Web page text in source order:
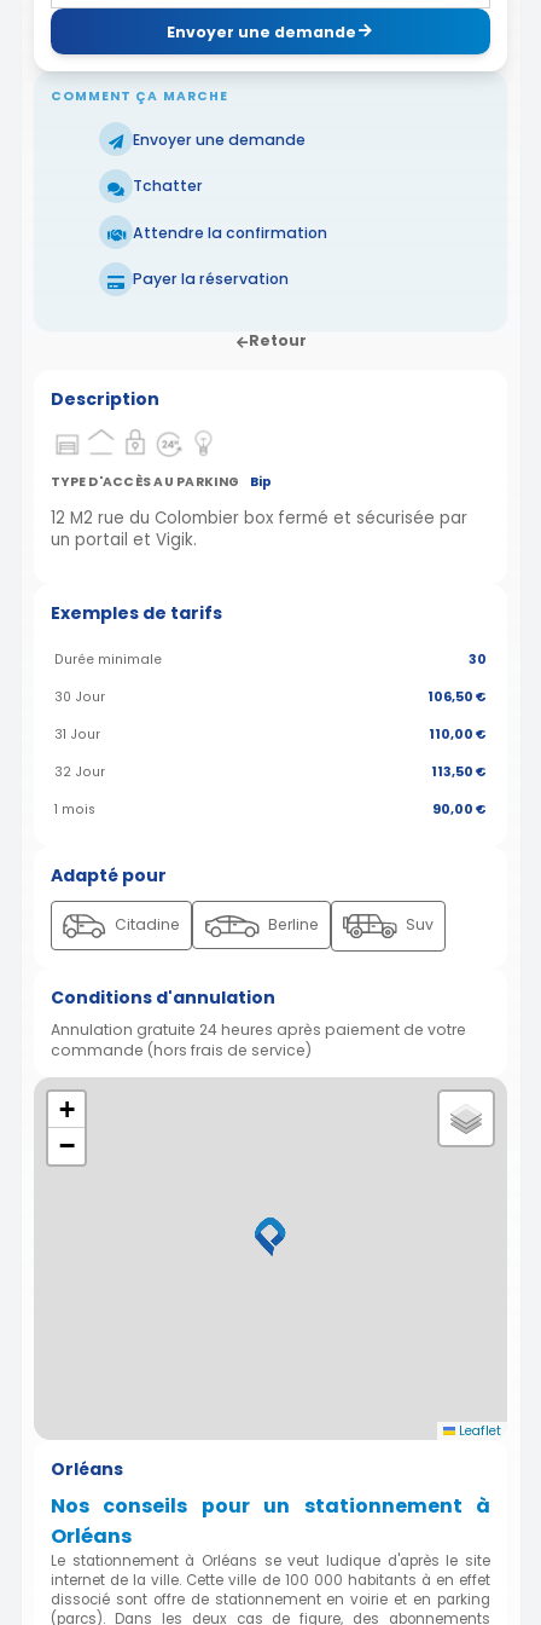
Envoyer une demande
COMMENT ÇA MARCHE
Envoyer une demande
Tchatter
Attendre la confirmation
Payer la réservation
Retour
Description
TYPE D'ACCÈS AU PARKING Bip
12 M2 rue du Colombier box fermé et sécurisée par
un portail et Vigik.
Exemples de tarifs
Durée minimale 30
30 Jour 106,50 €
31 Jour 110,00 €
32 Jour 113,50 €
1 mois 90,00 €
Adapté pour
Citadine Berline Suv
Conditions d'annulation
Annulation gratuite 24 heures après paiement de votre
commande (hors frais de service)
+
−
Leaflet
Orléans
Nos conseils pour un stationnement à
Orléans
Le stationnement à Orléans se veut ludique d'après le site
internet de la ville. Cette ville de 100 000 habitants à en effet
dissocié sont offre de stationnement en voirie et en parking
(parcs). Dans les deux cas de figure, des abonnements